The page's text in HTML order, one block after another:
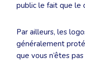
public le fait que le
Par ailleurs, les
généralement
que vous n’êtes